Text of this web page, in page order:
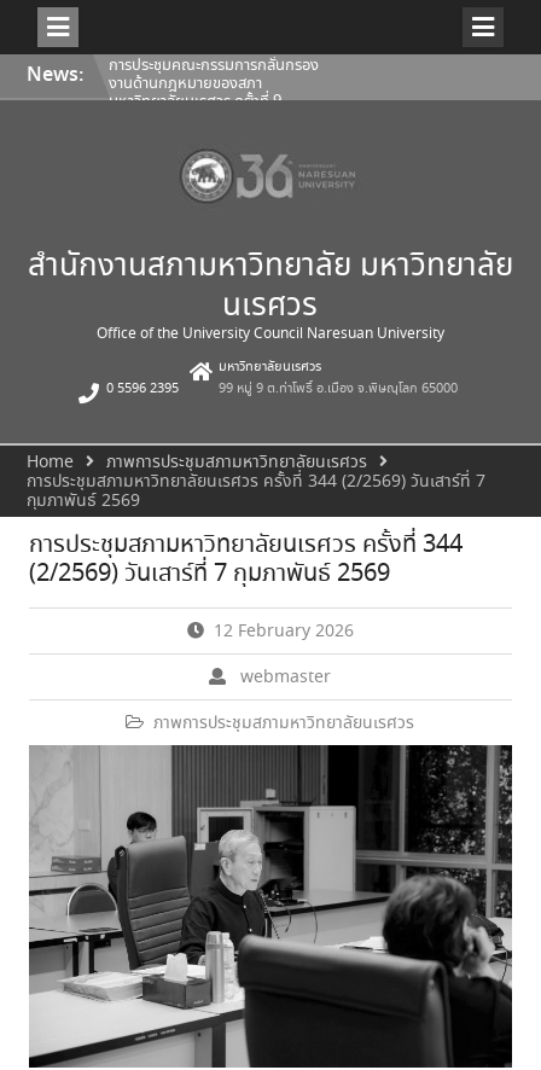
Skip
content
News: การประชุมคณะกรรมการกลั่นกรอง
งานด้านกฎหมายของสภา
มหาวิทยาลัยนเรศวร ครั้งที่ 9
22/2569 เรื่อง แต่งตั้งคณบดีคณะ
แพทยศาสตร์
การประชุมคณะกรรมการติดตาม
ประเมินผลฯ ของผู้อำนวยการ
สำนักงานสภามหาวิทยาลัย มหาวิทยาลัย
นเรศวร
Office of the University Council Naresuan University
0 5596 2395
มหาวิทยาลัยนเรศวร
99 หมู่ 9 ต.ท่าโพธิ์ อ.เมือง จ.พิษณุโลก 65000
Home
ภาพการประชุมสภามหาวิทยาลัยนเรศวร
การประชุมสภามหาวิทยาลัยนเรศวร ครั้งที่ 344 (2/2569) วันเสาร์ที่ 7
กุมภาพันธ์ 2569
การประชุมสภามหาวิทยาลัยนเรศวร ครั้งที่ 344
(2/2569) วันเสาร์ที่ 7 กุมภาพันธ์ 2569
12 February 2026
webmaster
ภาพการประชุมสภามหาวิทยาลัยนเรศวร